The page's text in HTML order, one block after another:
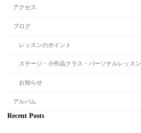
アクセス
ブログ
レッスンのポイント
ステージ・小作品クラス・パーソナルレッスン
お知らせ
アルバム
Recent Posts